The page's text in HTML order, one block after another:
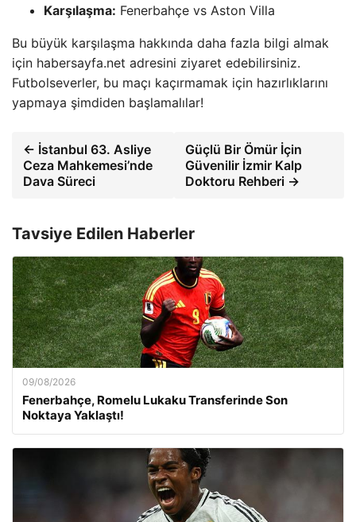
Karşılaşma: Fenerbahçe vs Aston Villa
Bu büyük karşılaşma hakkında daha fazla bilgi almak
için habersayfa.net adresini ziyaret edebilirsiniz.
Futbolseverler, bu maçı kaçırmamak için hazırlıklarını
yapmaya şimdiden başlamalılar!
← İstanbul 63. Asliye
Ceza Mahkemesi’nde
Dava Süreci
Güçlü Bir Ömür İçin
Güvenilir İzmir Kalp
Doktoru Rehberi →
Tavsiye Edilen Haberler
09/08/2026
Fenerbahçe, Romelu Lukaku Transferinde Son
Noktaya Yaklaştı!